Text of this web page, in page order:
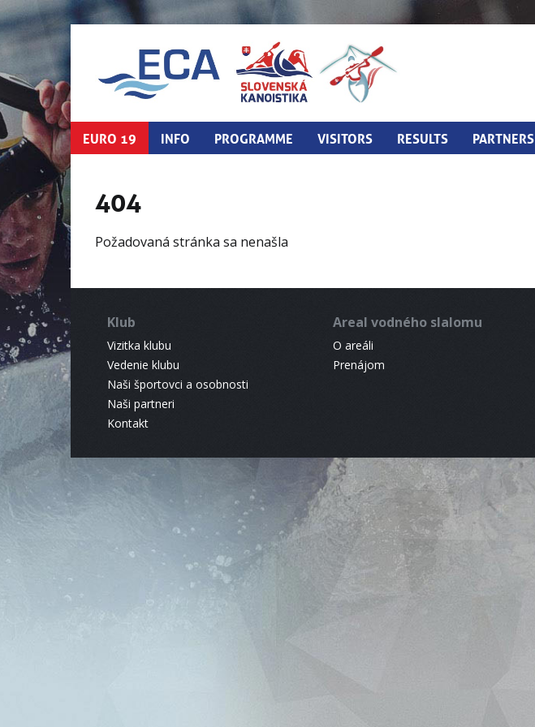
EURO 19 INFO PROGRAMME VISITORS RESULTS PARTNERS
404
Požadovaná stránka sa nenašla
Klub
Vizitka klubu
Vedenie klubu
Naši športovci a osobnosti
Naši partneri
Kontakt
Areal vodného slalomu
O areáli
Prenájom